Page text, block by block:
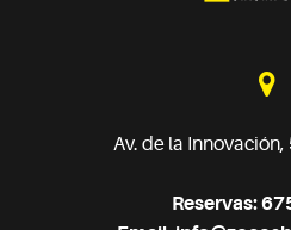
Av. de la Innovación,
Reservas: